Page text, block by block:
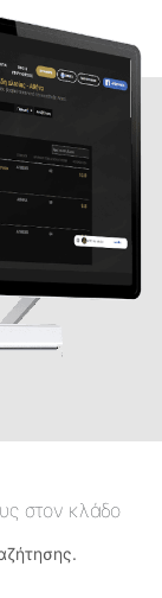
στον κλάδο